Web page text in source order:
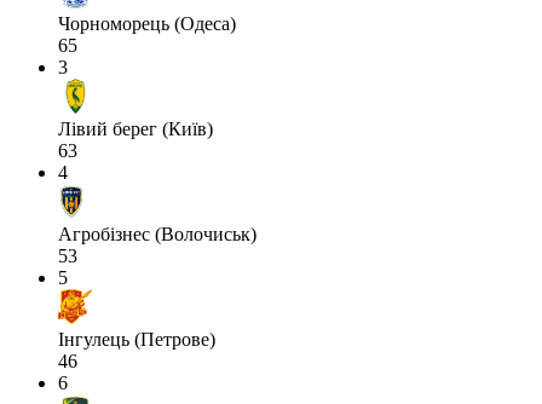
Чорноморець (Одеса)
65
3
Лівий берег (Київ)
63
4
Агробізнес (Волочиськ)
53
5
Інгулець (Петрове)
46
6